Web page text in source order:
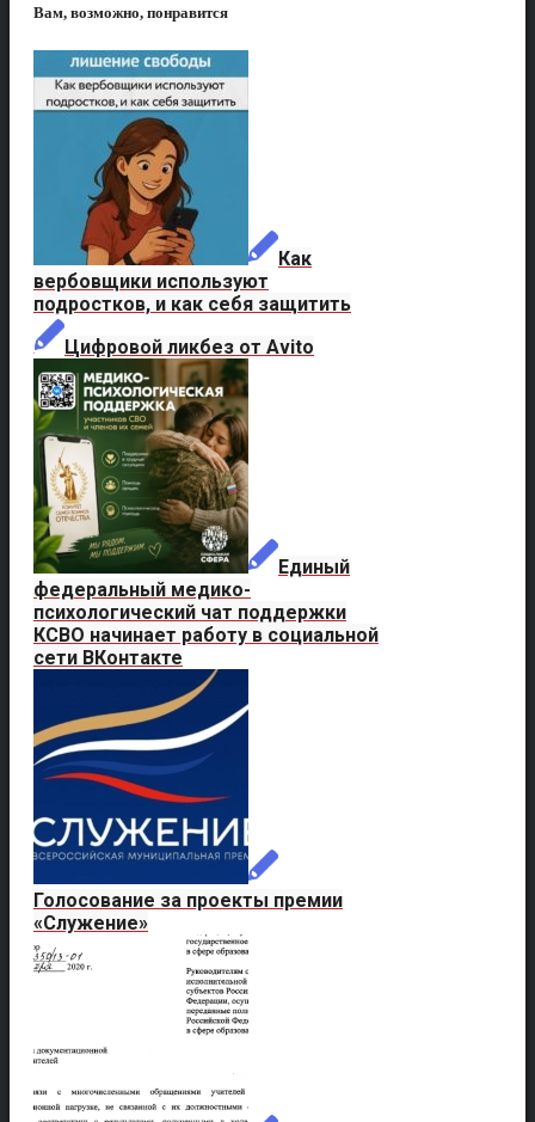
Вам, возможно, понравится
Как
вербовщики используют
подростков, и как себя защитить
Цифровой ликбез от Avito
Единый
федеральный медико-
психологический чат поддержки
КСВО начинает работу в социальной
сети ВКонтакте
Голосование за проекты премии
«Служение»